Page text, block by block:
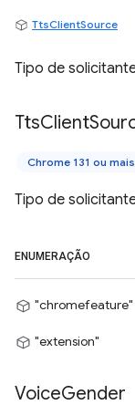
TtsClientSource
Tipo de
TtsClient
Chrome 131 ou
Tipo de
ENUMERAÇÃO
"chromefeature"
"extension"
VoiceGender